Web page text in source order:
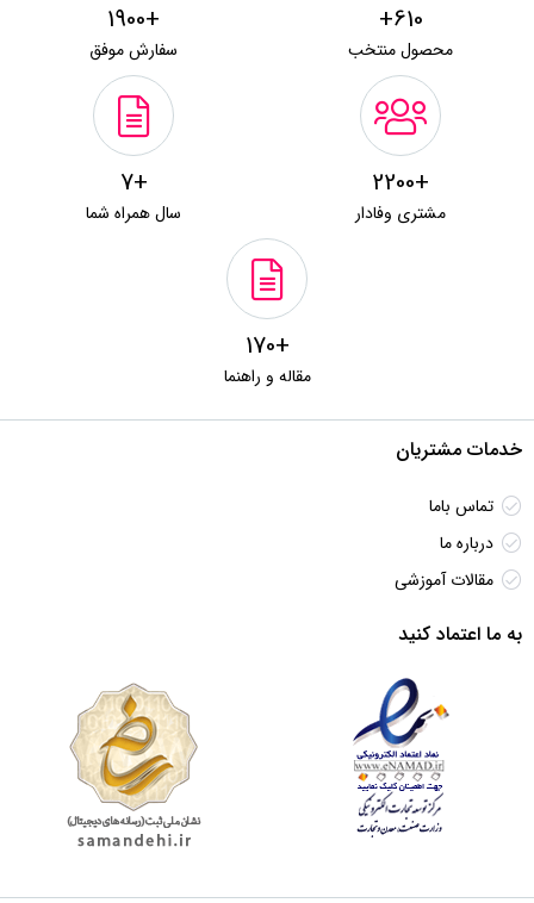
610+
محصول منتخب
+1900
سفارش موفق
+2200
مشتری وفادار
+7
سال همراه شما
+170
مقاله و راهنما
خدمات مشتریان
تماس باما
درباره ما
مقالات آموزشی
به ما اعتماد کنید